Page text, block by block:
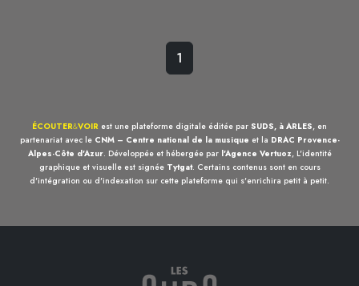
1
ÉCOUTER&VOIR est une plateforme digitale éditée par SUDS, à ARLES, en
partenariat avec le CNM – Centre national de la musique et la DRAC Provence-
Alpes-Côte d'Azur. Développée et hébergée par l'Agence Vertuoz, L'identité
graphique et visuelle est signée Tytgat. Certains contenus sont en cours
d'intégration ou d'indexation sur cette plateforme qui s'enrichira petit à petit.